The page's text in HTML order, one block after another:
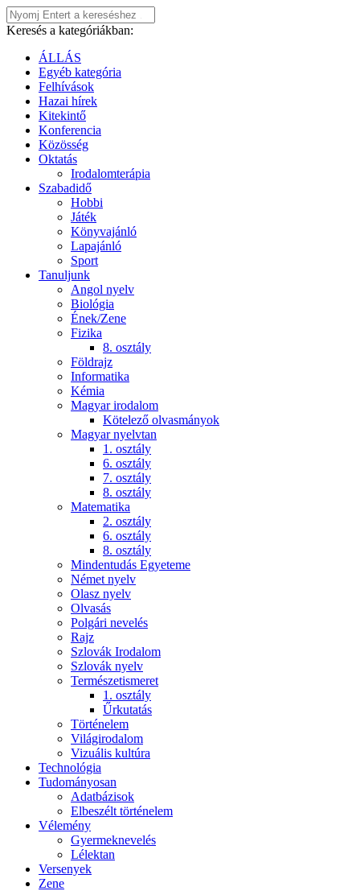
Keresés a kategóriákban:
ÁLLÁS
Egyéb kategória
Felhívások
Hazai hírek
Kitekintő
Konferencia
Közösség
Oktatás
Irodalomterápia
Szabadidő
Hobbi
Játék
Könyvajánló
Lapajánló
Sport
Tanuljunk
Angol nyelv
Biológia
Ének/Zene
Fizika
8. osztály
Földrajz
Informatika
Kémia
Magyar irodalom
Kötelező olvasmányok
Magyar nyelvtan
1. osztály
6. osztály
7. osztály
8. osztály
Matematika
2. osztály
6. osztály
8. osztály
Mindentudás Egyeteme
Német nyelv
Olasz nyelv
Olvasás
Polgári nevelés
Rajz
Szlovák Irodalom
Szlovák nyelv
Természetismeret
1. osztály
Űrkutatás
Történelem
Világirodalom
Vizuális kultúra
Technológia
Tudományosan
Adatbázisok
Elbeszélt történelem
Vélemény
Gyermeknevelés
Lélektan
Versenyek
Zene